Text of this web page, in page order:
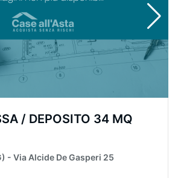
/ DEPOSITO 34 MQ
- Via Alcide De Gasperi 25